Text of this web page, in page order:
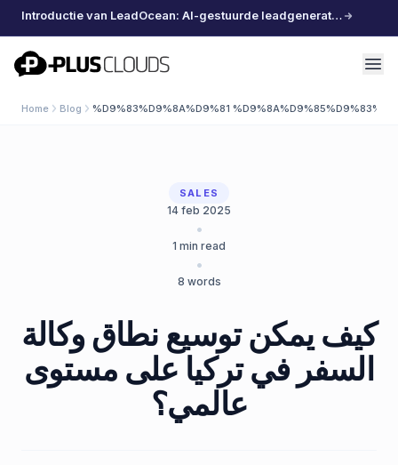
Introductie van LeadOcean: AI-gestuurde leadgeneratie, samengestelde data, moeiteloos schalen
PlusClouds
Home Blog %D9%83%D9%8A%D9%81
SALES
14 feb 2025
•
1 min read
•
8 words
كيف يمكن توسيع نطاق وكالة
السفر في تركيا على مستوى
عالمي؟